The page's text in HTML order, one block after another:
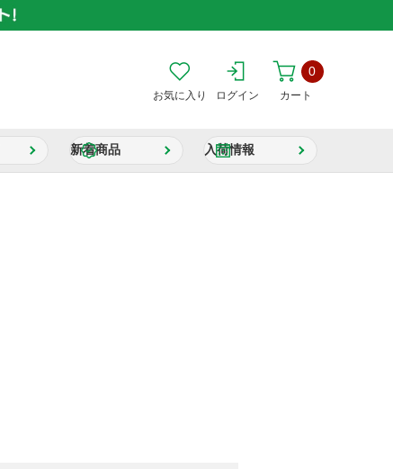
お気に入り ログイン カート
0
新着商品 入荷情報